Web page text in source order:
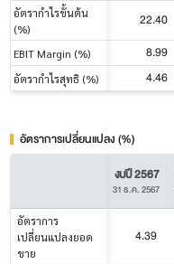
อัตรากำไรขั้นต้น
(%)
22.40
EBIT Margin (%) 8.99
อัตรากำไรสุทธิ (%) 4.46
อัตราการเปลี่ยนแปลง (%)
งบปี 2567
31 ธ.ค. 2567
อัตราการ
เปลี่ยนแปลงยอด
ขาย
4.39